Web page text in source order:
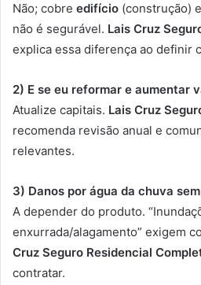
Não; cobre edifício (construção) e
não é segurável. Lais Cruz
explica essa diferença ao definir
2) E se eu reformar e aumentar
Atualize capitais. Lais Cruz
recomenda revisão anual e
relevantes.
3) Danos por água da chuva
A depender do produto.
enxurrada/alagamento” exigem
Cruz Seguro Residencial
contratar.